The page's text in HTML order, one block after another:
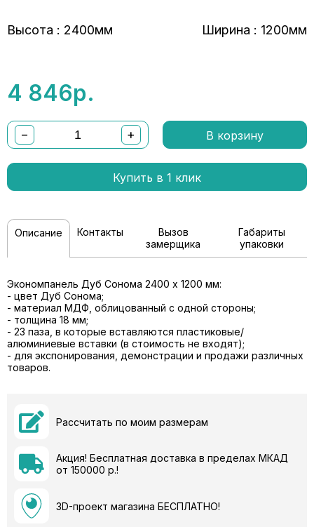
Высота : 2400мм Ширина : 1200мм
4 846р.
− + В корзину
Купить в 1 клик
Описание Контакты
Вызов
замерщика
Габариты
упаковки
Экономпанель Дуб Сонома 2400 x 1200 мм:
- цвет Дуб Сонома;
- материал МДФ, облицованный с одной стороны;
- толщина 18 мм;
- 23 паза, в которые вставляются пластиковые/
алюминиевые вставки (в стоимость не входят);
- для экспонирования, демонстрации и продажи различных
товаров.
Рассчитать по моим размерам
Акция! Бесплатная доставка в пределах МКАД
от 150000 р.!
3D-проект магазина БЕСПЛАТНО!